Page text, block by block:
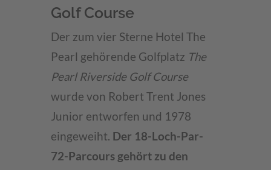
Golf Course
Der zum vier Sterne Hotel The
Pearl gehörende Golfplatz The
Pearl Riverside Golf Course
wurde von Robert Trent Jones
Junior entworfen und 1978
eingeweiht. Der 18-Loch-Par-
72-Parcours gehört zu den